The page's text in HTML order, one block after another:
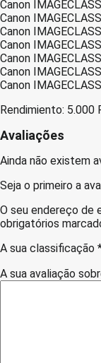
Canon
Canon
Canon
Canon
Canon
Canon
Canon
Rendimiento: 5.000
Avaliações
Ainda não existem
Seja o primeiro a
O seu endereço de
obrigatórios
A sua classificação
A sua avaliação